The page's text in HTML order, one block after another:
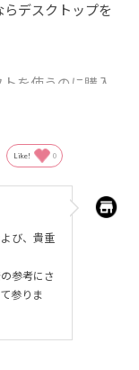
デスクトップを
を使うのに購入
、映像配信する
Like! 0
び、貴重
参考にさ
参りま